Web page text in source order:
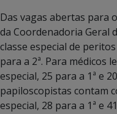
Das vagas abertas para
da Coordenadoria Geral
classe especial de
para a 2ª. Para médicos
especial, 25 para a 1ª e
papiloscopistas contam
especial, 28 para a 1ª e